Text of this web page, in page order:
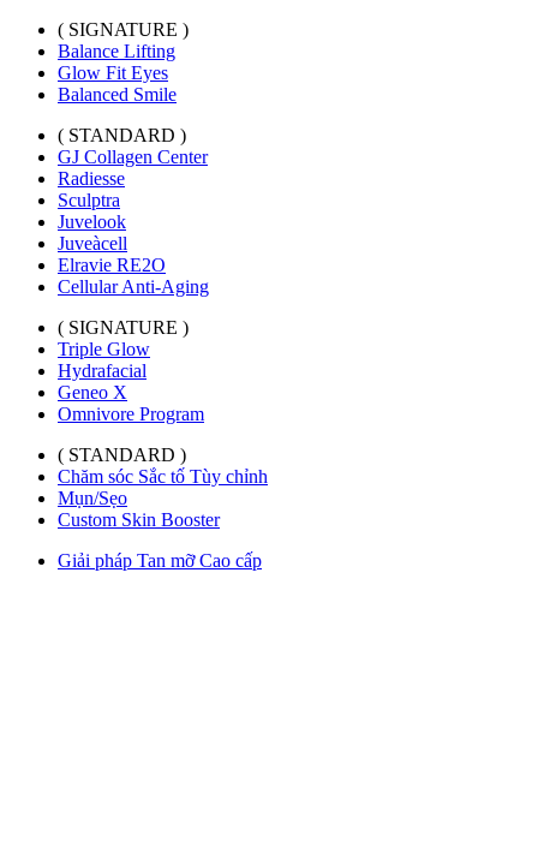
( SIGNATURE )
Balance Lifting
Glow Fit Eyes
Balanced Smile
( STANDARD )
GJ Collagen Center
Radiesse
Sculptra
Juvelook
Juveàcell
Elravie RE2O
Cellular Anti-Aging
( SIGNATURE )
Triple Glow
Hydrafacial
Geneo X
Omnivore Program
( STANDARD )
Chăm sóc Sắc tố Tùy chỉnh
Mụn/Sẹo
Custom Skin Booster
Giải pháp Tan mỡ Cao cấp